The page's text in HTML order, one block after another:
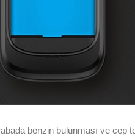
benzin bulunması ve cep